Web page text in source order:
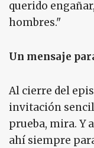
querido
hombres."
Un mensaje
Al cierre del
invitación
prueba, mira. Y
ahí siempre